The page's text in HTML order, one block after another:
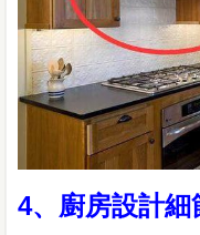
4、廚房設計